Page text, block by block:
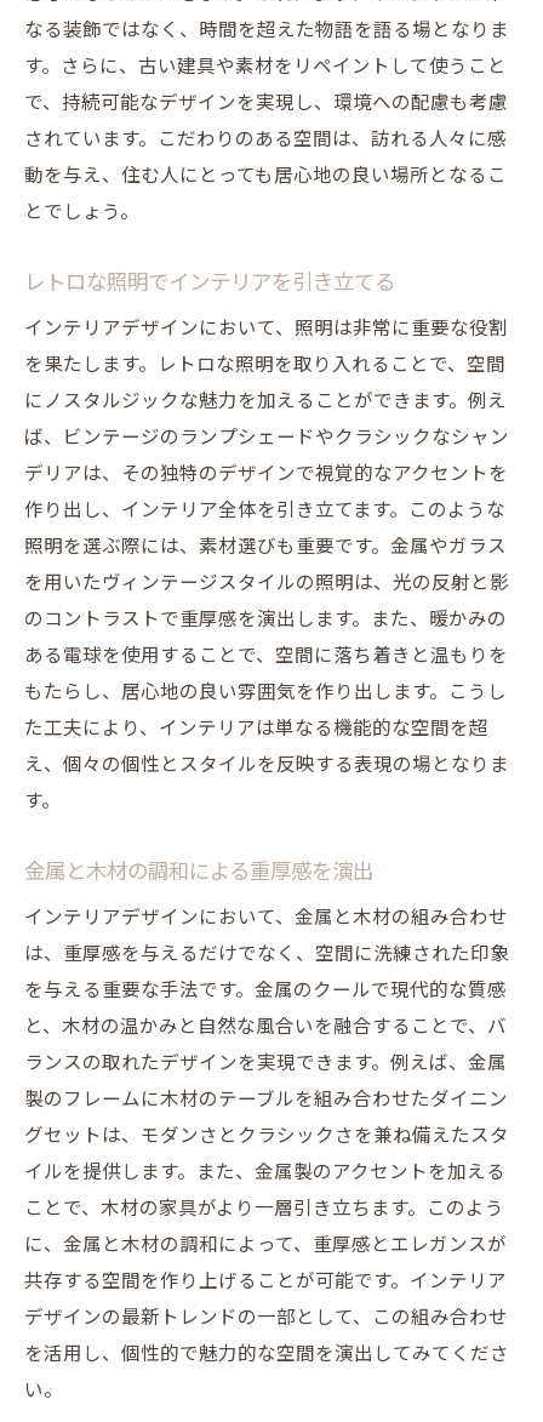
なる装飾ではなく、時間を超えた物語を語る場となりま
す。さらに、古い建具や素材をリペイントして使うこと
で、持続可能なデザインを実現し、環境への配慮も考慮
されています。こだわりのある空間は、訪れる人々に感
動を与え、住む人にとっても居心地の良い場所となるこ
とでしょう。
レトロな照明でインテリアを引き立てる
インテリアデザインにおいて、照明は非常に重要な役割
を果たします。レトロな照明を取り入れることで、空間
にノスタルジックな魅力を加えることができます。例え
ば、ビンテージのランプシェードやクラシックなシャン
デリアは、その独特のデザインで視覚的なアクセントを
作り出し、インテリア全体を引き立てます。このような
照明を選ぶ際には、素材選びも重要です。金属やガラス
を用いたヴィンテージスタイルの照明は、光の反射と影
のコントラストで重厚感を演出します。また、暖かみの
ある電球を使用することで、空間に落ち着きと温もりを
もたらし、居心地の良い雰囲気を作り出します。こうし
た工夫により、インテリアは単なる機能的な空間を超
え、個々の個性とスタイルを反映する表現の場となりま
す。
金属と木材の調和による重厚感を演出
インテリアデザインにおいて、金属と木材の組み合わせ
は、重厚感を与えるだけでなく、空間に洗練された印象
を与える重要な手法です。金属のクールで現代的な質感
と、木材の温かみと自然な風合いを融合することで、バ
ランスの取れたデザインを実現できます。例えば、金属
製のフレームに木材のテーブルを組み合わせたダイニン
グセットは、モダンさとクラシックさを兼ね備えたスタ
イルを提供します。また、金属製のアクセントを加える
ことで、木材の家具がより一層引き立ちます。このよう
に、金属と木材の調和によって、重厚感とエレガンスが
共存する空間を作り上げることが可能です。インテリア
デザインの最新トレンドの一部として、この組み合わせ
を活用し、個性的で魅力的な空間を演出してみてくださ
い。